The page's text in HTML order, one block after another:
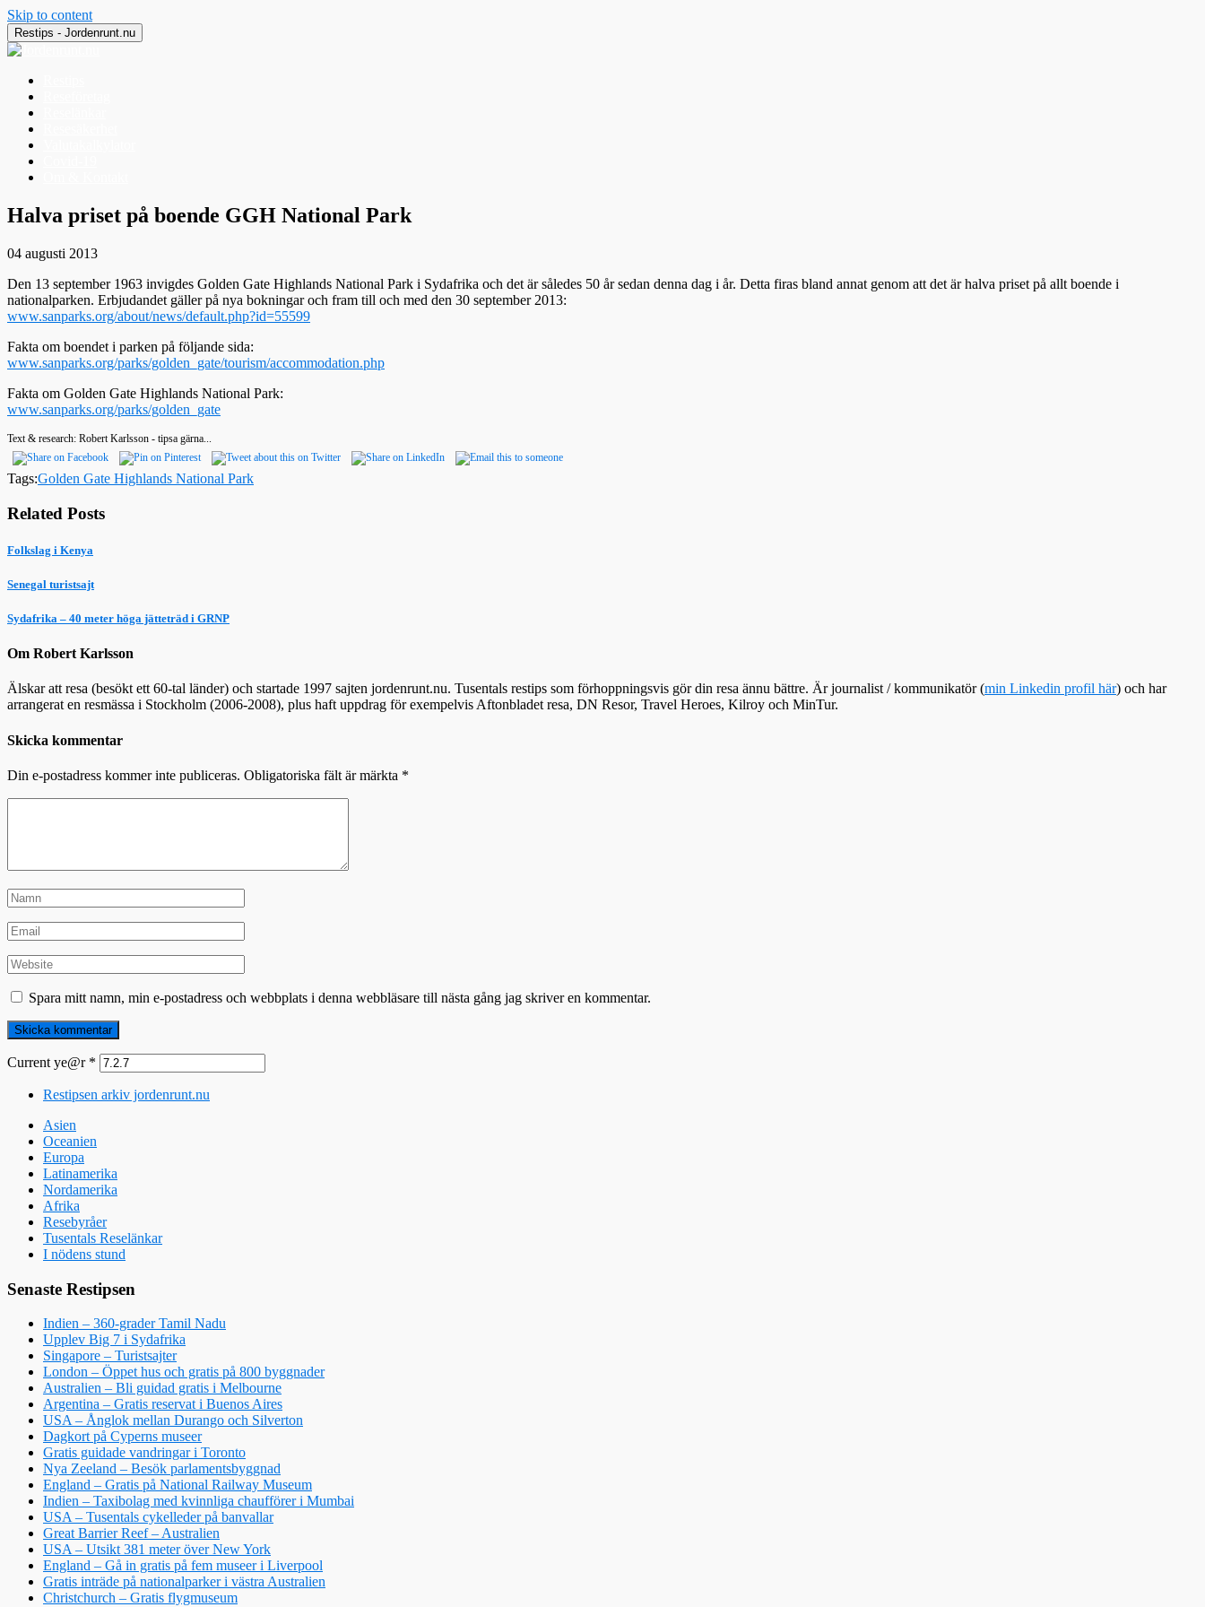
Skip to content
Restips - Jordenrunt.nu
Jordenrunt.nu
Tusen Restips från hela världen
Halva priset på boende GGH National Park
04 augusti 2013
Den 13 september 1963 invigdes Golden Gate Highlands National Park i Sydafrika och det är således 50 år sedan denna dag i år. Detta firas bland annat genom att det är halva priset på allt boende i
nationalparken. Erbjudandet gäller på nya bokningar och fram till och med den 30 september 2013:
www.sanparks.org/about/news/default.php?id=55599
Fakta om boendet i parken på följande sida:
www.sanparks.org/parks/golden_gate/tourism/accommodation.php
Fakta om Golden Gate Highlands National Park:
www.sanparks.org/parks/golden_gate
Text & research: Robert Karlsson - tipsa gärna...
Tags:Golden Gate Highlands National Park
Related Posts
Folkslag i Kenya
Senegal turistsajt
Sydafrika – 40 meter höga jätteträd i GRNP
Om Robert Karlsson
Älskar att resa (besökt ett 60-tal länder) och startade 1997 sajten jordenrunt.nu. Tusentals restips som förhoppningsvis gör din resa ännu bättre. Är journalist / kommunikatör (min Linkedin profil här) och har
arrangerat en resmässa i Stockholm (2006-2008), plus haft uppdrag för exempelvis Aftonbladet resa, DN Resor, Travel Heroes, Kilroy och MinTur.
Skicka kommentar
Din e-postadress kommer inte publiceras. Obligatoriska fält är märkta *
Spara mitt namn, min e-postadress och webbplats i denna webbläsare till nästa gång jag skriver en kommentar.
Current ye@r *
Restipsen arkiv jordenrunt.nu
Asien
Oceanien
Europa
Latinamerika
Nordamerika
Afrika
Resebyråer
Tusentals Reselänkar
I nödens stund
Senaste Restipsen
Indien – 360-grader Tamil Nadu
Upplev Big 7 i Sydafrika
Singapore – Turistsajter
London – Öppet hus och gratis på 800 byggnader
Australien – Bli guidad gratis i Melbourne
Argentina – Gratis reservat i Buenos Aires
USA – Ånglok mellan Durango och Silverton
Dagkort på Cyperns museer
Gratis guidade vandringar i Toronto
Nya Zeeland – Besök parlamentsbyggnad
England – Gratis på National Railway Museum
Indien – Taxibolag med kvinnliga chaufförer i Mumbai
USA – Tusentals cykelleder på banvallar
Great Barrier Reef – Australien
USA – Utsikt 381 meter över New York
England – Gå in gratis på fem museer i Liverpool
Gratis inträde på nationalparker i västra Australien
Christchurch – Gratis flygmuseum